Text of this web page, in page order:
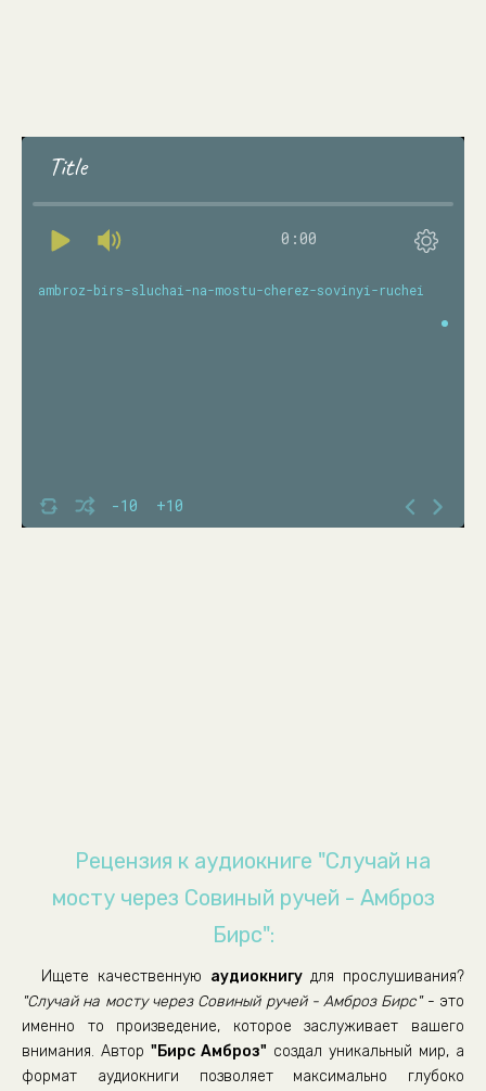
Title
0:00
-10 +10
ambroz-birs-sluchai-na-mostu-cherez-sovinyi-ruchei
Рецензия к аудиокниге "Случай на
мосту через Совиный ручей - Амброз
Бирс":
Ищете качественную аудиокнигудля прослушивания?
"Случай на мосту через Совиный ручей - Амброз Бирс"- это
именно то произведение, которое заслуживает вашего
внимания. Автор "Бирс Амброз" создал уникальный мир, а
формат аудиокниги позволяет максимально глубоко